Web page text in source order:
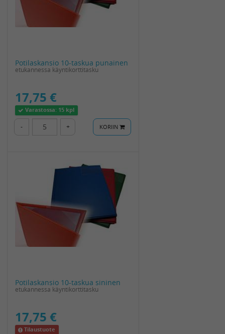
Potilaskansio 10-taskua punainen
etukannessa käyntikorttitasku
17,75 €
Varastossa: 15 kpl
- + KORIIN
Potilaskansio 10-taskua sininen
etukannessa käyntikorttitasku
17,75 €
Tilaustuote